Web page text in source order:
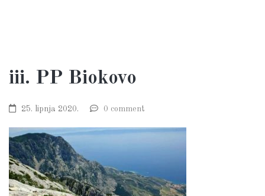
iii. PP Biokovo
25. lipnja 2020. 0 comment